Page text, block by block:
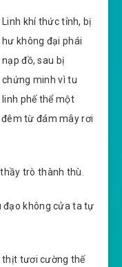
Linh khí thức tỉnh, bị
hư không đại phái
nạp đồ, sau bị
chứng minh vì tu
linh phế thể một
từ đám mây rơi
trò thành thù.
đạo không cửa ta tự
thịt tươi cường thế